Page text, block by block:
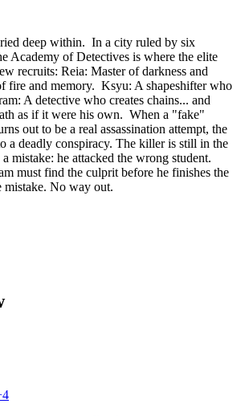
deep within. In a city ruled by six
Academy of Detectives is where the elite
recruits: Reia: Master of darkness and
fire and memory. Ksyu: A shapeshifter who
A detective who creates chains... and
as if it were his own. When a "fake"
out to be a real assassination attempt, the
a deadly conspiracy. The killer is still in the
mistake: he attacked the wrong student.
must find the culprit before he finishes the
No way out.
4